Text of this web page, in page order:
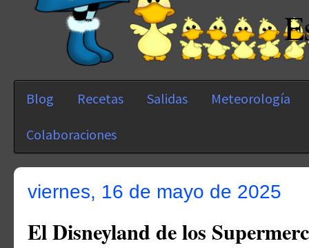
Blog Recetas Salidas Meteorología
Colaboraciones
viernes, 16 de mayo de 2025
El Disneyland de los